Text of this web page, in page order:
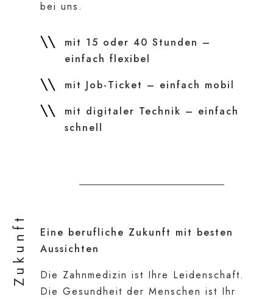
bei uns.
mit 15 oder 40 Stunden –
einfach flexibel
mit Job-Ticket – einfach mobil
mit digitaler Technik – einfach
schnell
Zukunft
Eine berufliche Zukunft mit besten
Aussichten
Die Zahnmedizin ist Ihre Leidenschaft.
Die Gesundheit der Menschen ist Ihr